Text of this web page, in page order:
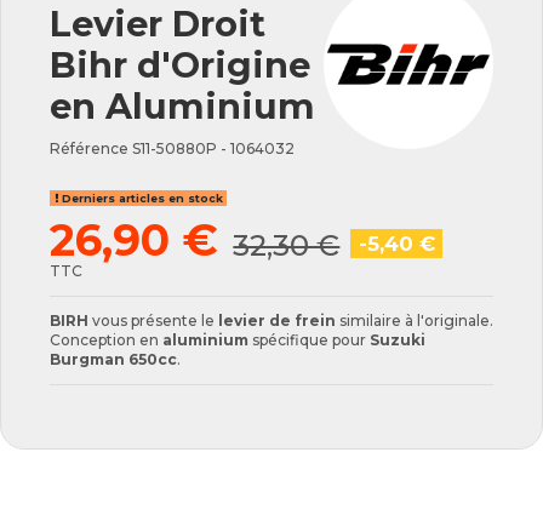
Levier Droit
Bihr d'Origine
en Aluminium
Référence S11-50880P - 1064032
Derniers articles en stock
26,90 € 32,30 € -5,40 €
TTC
BIRH vous présente le levier de frein similaire à l'originale.
Conception en aluminium spécifique pour Suzuki
Burgman 650cc.